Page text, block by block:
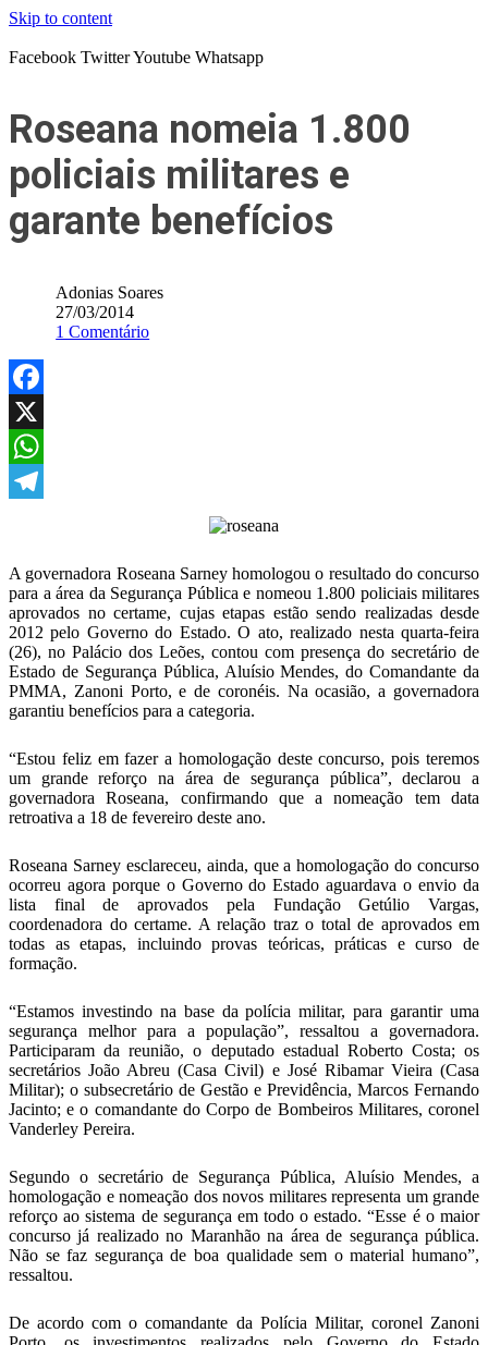
Skip to content
Facebook TwitterYoutube Whatsapp
Roseana nomeia 1.800
policiais militares e
garante benefícios
Adonias Soares
27/03/2014
1 Comentário
Facebook
X
WhatsApp
A governadora Roseana Sarney homologou o resultado do concurso
para a área da Segurança Pública e nomeou 1.800 policiais militares
aprovados no certame, cujas etapas estão sendo realizadas desde
2012 pelo Governo do Estado. O ato, realizado nesta quarta-feira
(26), no Palácio dos Leões, contou com presença do secretário de
Estado de Segurança Pública, Aluísio Mendes, do Comandante da
PMMA, Zanoni Porto, e de coronéis. Na ocasião, a governadora
garantiu benefícios para a categoria.
“Estou feliz em fazer a homologação deste concurso, pois teremos
um grande reforço na área de segurança pública”, declarou a
governadora Roseana, confirmando que a nomeação tem data
retroativa a 18 de fevereiro deste ano.
Roseana Sarney esclareceu, ainda, que a homologação do concurso
ocorreu agora porque o Governo do Estado aguardava o envio da
lista final de aprovados pela Fundação Getúlio Vargas,
coordenadora do certame. A relação traz o total de aprovados em
todas as etapas, incluindo provas teóricas, práticas e curso de
formação.
“Estamos investindo na base da polícia militar, para garantir uma
segurança melhor para a população”, ressaltou a governadora.
Participaram da reunião, o deputado estadual Roberto Costa; os
secretários João Abreu (Casa Civil) e José Ribamar Vieira (Casa
Militar); o subsecretário de Gestão e Previdência, Marcos Fernando
Jacinto; e o comandante do Corpo de Bombeiros Militares, coronel
Vanderley Pereira.
Segundo o secretário de Segurança Pública, Aluísio Mendes, a
homologação e nomeação dos novos militares representa um grande
reforço ao sistema de segurança em todo o estado. “Esse é o maior
concurso já realizado no Maranhão na área de segurança pública.
Não se faz segurança de boa qualidade sem o material humano”,
ressaltou.
De acordo com o comandante da Polícia Militar, coronel Zanoni